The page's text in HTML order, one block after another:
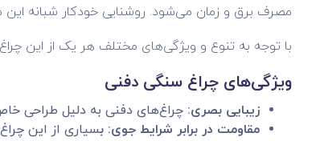
مصرف برق و زمان می‌شود. روشنایی خودکار
با توجه به تنوع و ویژگی‌های مختلف هر یک از این
ویژگی‌های چراغ سنگی دفنی
زیبایی بصری: چراغ‌های دفنی به دلیل طراحی
مقاومت در برابر شرایط جوی: بسیاری از این